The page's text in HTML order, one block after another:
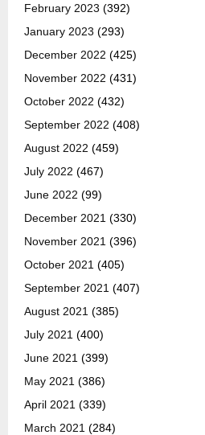
February 2023 (392)
January 2023 (293)
December 2022 (425)
November 2022 (431)
October 2022 (432)
September 2022 (408)
August 2022 (459)
July 2022 (467)
June 2022 (99)
December 2021 (330)
November 2021 (396)
October 2021 (405)
September 2021 (407)
August 2021 (385)
July 2021 (400)
June 2021 (399)
May 2021 (386)
April 2021 (339)
March 2021 (284)